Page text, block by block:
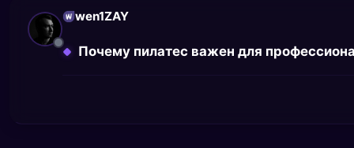
wen1ZAY
Почему пилатес важен для